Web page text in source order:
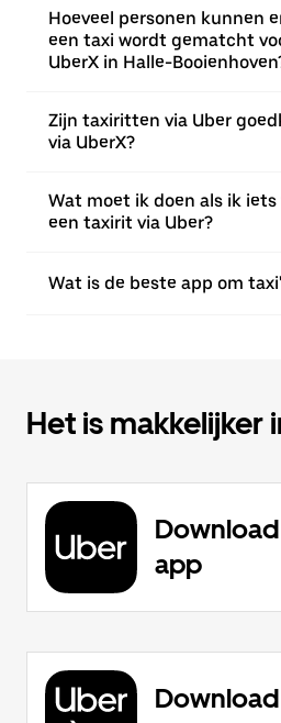
Hoeveel personen kunnen
een taxi wordt gematcht
UberX in Halle-
Zijn taxiritten via Uber
via UberX?
Wat moet ik doen als ik
een taxirit via Uber?
Wat is de beste app om
Het is makkelijker
app